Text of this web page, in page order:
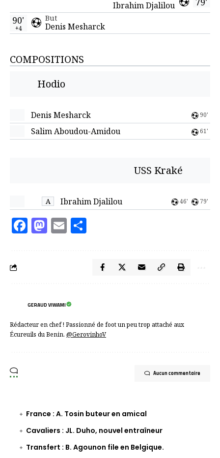
Ibrahim Djalilou
But
Denis Mesharck
90'
+4
COMPOSITIONS
Hodio
Denis Mesharck 90'
Salim Aboudou-Amidou 61'
USS Kraké
A Ibrahim Djalilou 46' 79'
Facebook
Mastodon
Email
GERAUD VIWAMI
Rédacteur en chef ! Passionné de foot un peu trop attaché aux
Écureuils du Benin. @GerovinhoV
Aucun commentaire
France : A. Tosin buteur en amical
Cavaliers : JL. Duho, nouvel entraîneur
Transfert : B. Agounon file en Belgique.